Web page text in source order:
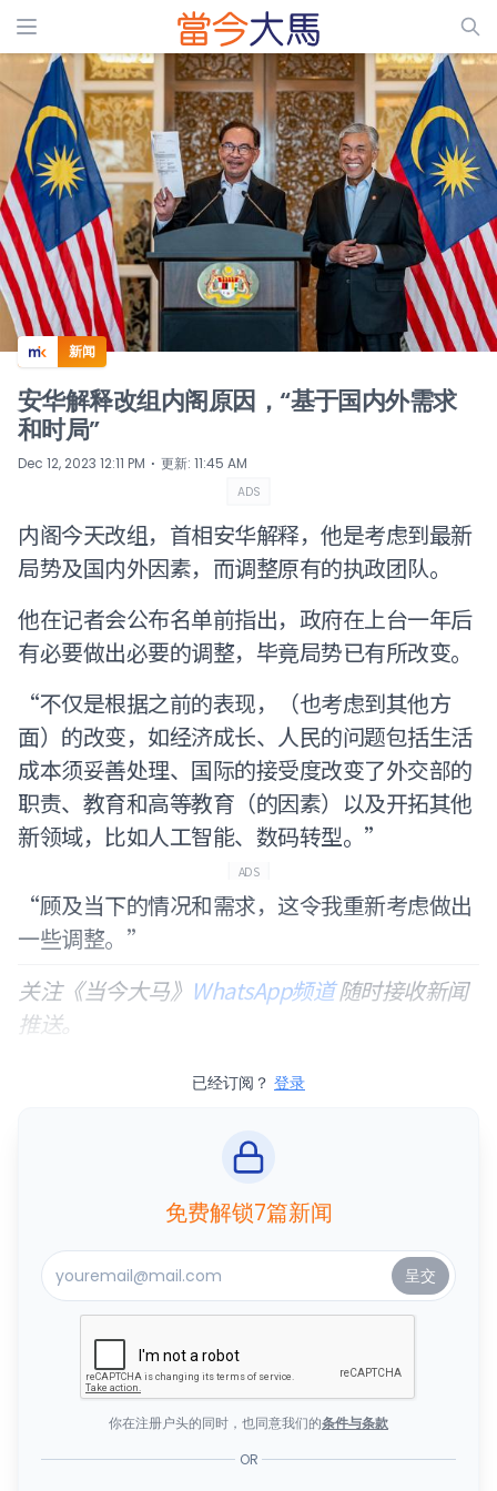
ADS
新闻
安华解释改组内阁原因，“基于国内外需求
和时局”
Dec 12, 2023 12:11 PM ⋅ 更新: 11:45 AM
ADS
内阁今天改组，首相安华解释，他是考虑到最新
局势及国内外因素，而调整原有的执政团队。
他在记者会公布名单前指出，政府在上台一年后
有必要做出必要的调整，毕竟局势已有所改变。
“不仅是根据之前的表现，（也考虑到其他方
面）的改变，如经济成长、人民的问题包括生活
成本须妥善处理、国际的接受度改变了外交部的
职责、教育和高等教育（的因素）以及开拓其他
新领域，比如人工智能、数码转型。”
ADS
“顾及当下的情况和需求，这令我重新考虑做出
一些调整。”
关注《当今大马》 WhatsApp频道随时接收新闻
推送。
已经订阅？ 登录
免费解锁7篇新闻
你在注册户头的同时，也同意我们的条件与条款
OR